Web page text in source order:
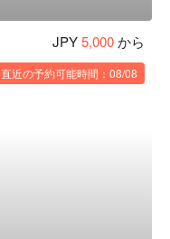
JPY5,000から
直近の予約可能時間：08/08